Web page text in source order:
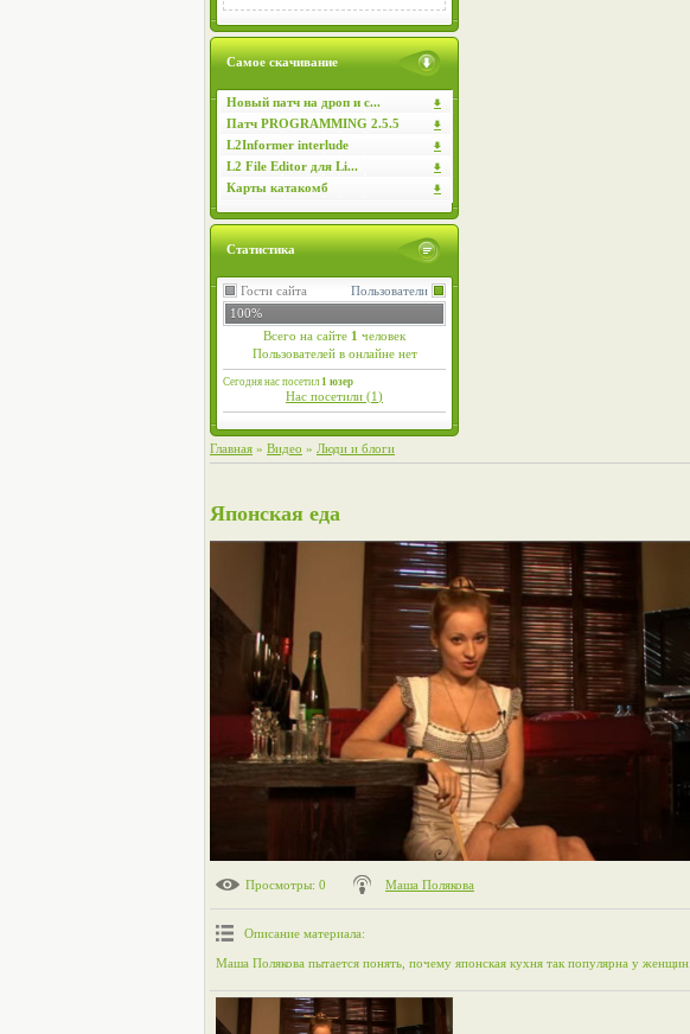
Самое скачивание
Новый патч на дроп и с...
Патч PROGRAMMING 2.5.5
L2Informer interlude
L2 File Editor для Li...
Карты катакомб
Статистика
Пользователи
Гости сайта
100%
Всего на сайте 1 человек
Пользователей в онлайне нет
Сегодня нас посетил1 юзер
Нас посетили (1)
Главная » Видео » Люди и блоги
Японская еда
Просмотры: 0 Маша Полякова
Описание материала:
Маша Полякова пытается понять, почему японская кухня так популярна у женщин.